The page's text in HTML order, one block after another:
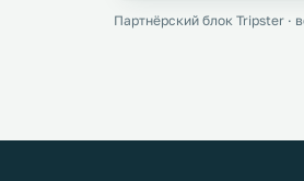
Партнёрский блок Tripster ·